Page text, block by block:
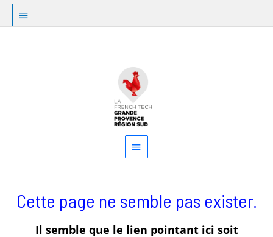
Aller
contenu
Au
dessus
principal
Cette page ne semble pas exister.
Il semble que le lien pointant ici soit